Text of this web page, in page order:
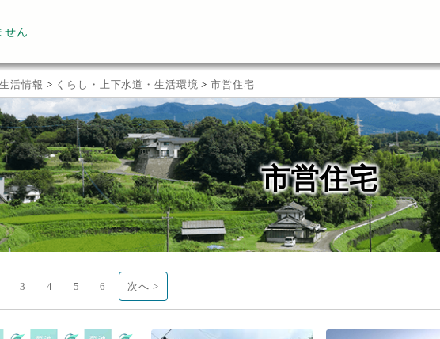
せん
生活情報 > くらし・上下水道・生活環境 >市営住宅
市営住宅
3 4 5 6 次へ >